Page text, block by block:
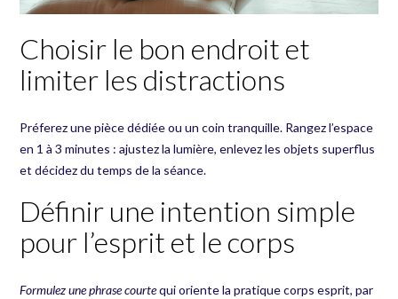
Choisir le bon endroit et
limiter les distractions
Préferez une pièce dédiée ou un coin tranquille. Rangez l’espace
en 1 à 3 minutes : ajustez la lumière, enlevez les objets superflus
et décidez du temps de la séance.
Définir une intention simple
pour l’esprit et le corps
Formulez une phrase courtequi oriente la pratique corps esprit, par